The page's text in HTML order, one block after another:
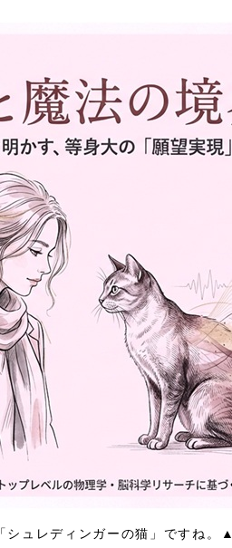
シュレディンガーの猫」ですね。▲